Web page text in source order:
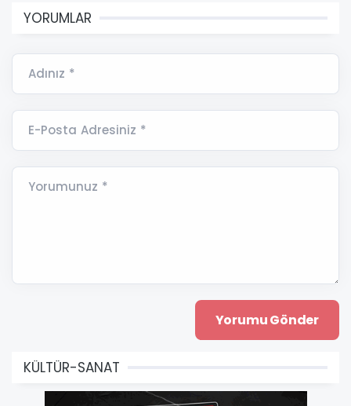
YORUMLAR
Adınız *
E-Posta Adresiniz *
Yorumunuz *
KÜLTÜR-SANAT